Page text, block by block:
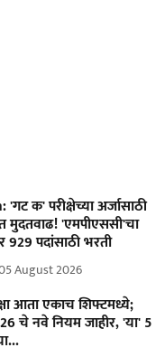
क' परीक्षेच्या अर्जासाठी
मुदतवाढ! 'एमपीएससी'चा
929 पदांसाठी भरती
August 2026
आता एकाच शिफ्टमध्ये;
चे नवे नियम जाहीर, 'या' 5